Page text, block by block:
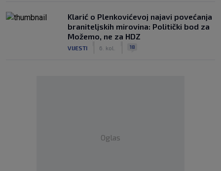
Klarić o Plenkovićevoj najavi povećanja
braniteljskih mirovina: Politički bod za
Možemo, ne za HDZ
VIJESTI 6. kol. 18
Oglas